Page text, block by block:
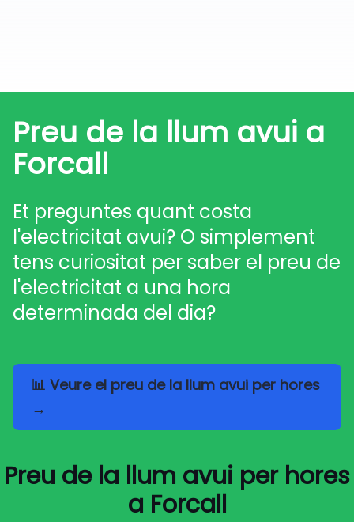
Preu de la llum avui a
Forcall
Et preguntes quant costa
l'electricitat avui? O simplement
tens curiositat per saber el preu de
l'electricitat a una hora
determinada del dia?
📊 Veure el preu de la llum avui per hores
→
Preu de la llum avui per hores
a Forcall